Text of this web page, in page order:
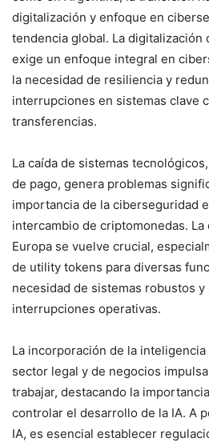
digitalización y enfoque en
tendencia global. La
exige un enfoque integral en
la necesidad de resiliencia y
interrupciones en sistemas clave
transferencias.
La caída de sistemas
de pago, genera problemas
importancia de la ciberseguridad
intercambio de criptomonedas.
Europa se vuelve crucial,
de utility tokens para diversas
necesidad de sistemas robustos
interrupciones operativas.
La incorporación de la
sector legal y de negocios
trabajar, destacando la
controlar el desarrollo de la IA. A
IA, es esencial establecer